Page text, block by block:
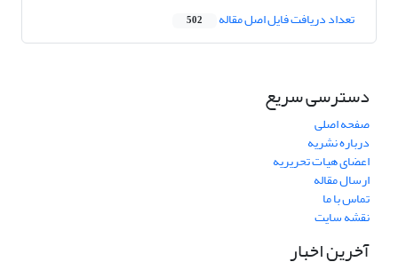
تعداد دریافت فایل اصل مقاله 502
دسترسی سریع
صفحه اصلی
درباره نشریه
اعضای هیات تحریریه
ارسال مقاله
تماس با ما
نقشه سایت
آخرین اخبار